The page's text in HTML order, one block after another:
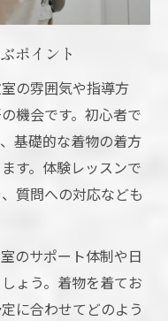
ポイント
の雰囲気や指導方
機会です。初心者で
基礎的な着物の着方
す。体験レッスンで
質問への対応なども
のサポート体制や日
ょう。着物を着てお
に合わせてどのよう